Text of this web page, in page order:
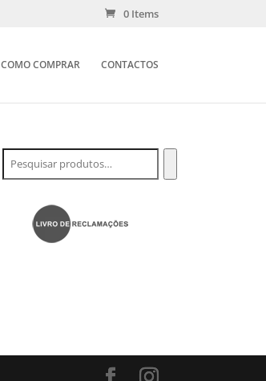
0 Items
COMO COMPRAR CONTACTOS